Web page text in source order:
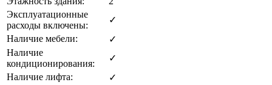
Эксплуатационные
расходы включены:
✓
Наличие мебели:
✓
Наличие
кондиционирования:
✓
Наличие лифта:
✓